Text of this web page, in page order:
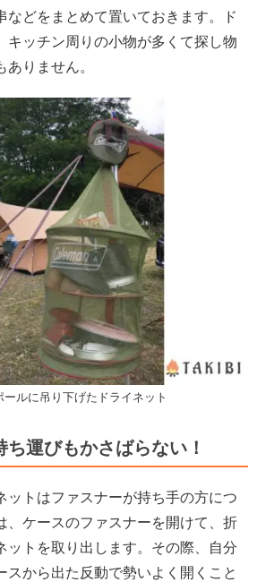
などをまとめて置いておきます。ド
キッチン周りの小物が多くて探し物
りません。
ルに吊り下げたドライネット
運びもかさばらない！
ットはファスナーが持ち手の方につ
、ケースのファスナーを開けて、折
ットを取り出します。その際、自分
スから出た反動で勢いよく開くこと